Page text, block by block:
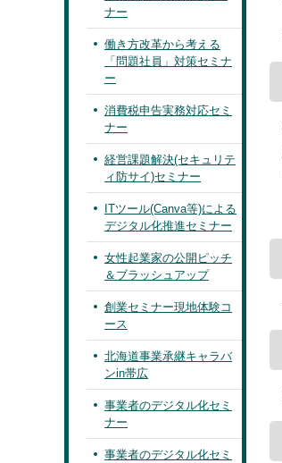
ナー
働き方改革から考える
「問題社員」対策セミナ
ー
消費税申告実務対応セミ
ナー
経営課題解決(セキュリテ
ィ防サイ)セミナー
ITツール(Canva等)による
デジタル化推進セミナー
女性起業家の公開ピッチ
＆ブラッシュアップ
創業セミナー現地体験コ
ース
北海道事業承継キャラバ
ンin帯広
事業者のデジタル化セミ
ナー
事業者のデジタル化セミ